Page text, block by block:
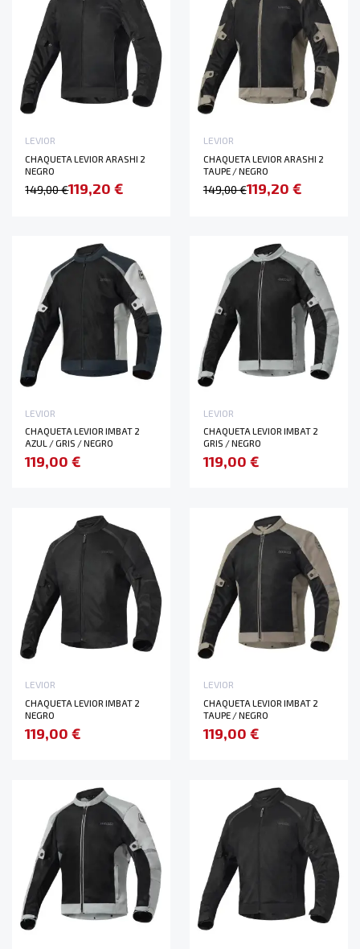
LEVIOR
CHAQUETA LEVIOR ARASHI 2
NEGRO
149,00 €119,20 €
LEVIOR
CHAQUETA LEVIOR ARASHI 2
TAUPE / NEGRO
149,00 €119,20 €
LEVIOR
CHAQUETA LEVIOR IMBAT 2
AZUL / GRIS / NEGRO
119,00 €
LEVIOR
CHAQUETA LEVIOR IMBAT 2
GRIS / NEGRO
119,00 €
LEVIOR
CHAQUETA LEVIOR IMBAT 2
NEGRO
119,00 €
LEVIOR
CHAQUETA LEVIOR IMBAT 2
TAUPE / NEGRO
119,00 €